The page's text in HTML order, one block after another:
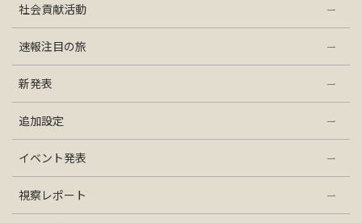
検索
社会貢献活動
速報注目の旅
新発表
追加設定
イベント発表
視察レポート